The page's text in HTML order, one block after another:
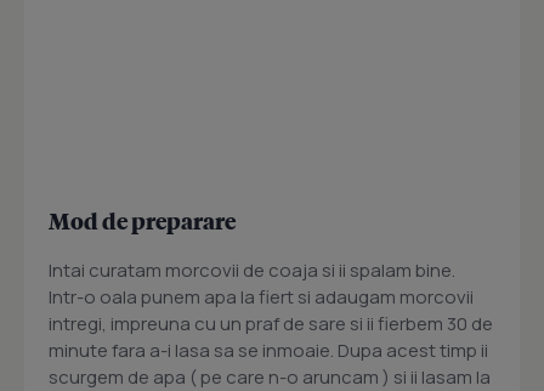
Mod de preparare
Intai curatam morcovii de coaja si ii spalam bine.
Intr-o oala punem apa la fiert si adaugam morcovii
intregi, impreuna cu un praf de sare si ii fierbem 30 de
minute fara a-i lasa sa se inmoaie. Dupa acest timp ii
scurgem de apa ( pe care n-o aruncam ) si ii lasam la